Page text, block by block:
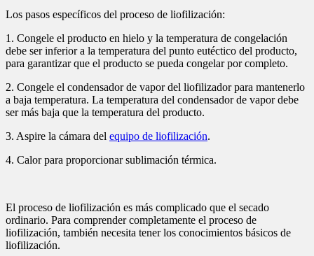
Los pasos específicos del proceso de liofilización:
1. Congele el producto en hielo y la temperatura de congelación
debe ser inferior a la temperatura del punto eutéctico del producto,
para garantizar que el producto se pueda congelar por completo.
2. Congele el condensador de vapor del liofilizador para mantenerlo
a baja temperatura. La temperatura del condensador de vapor debe
ser más baja que la temperatura del producto.
3. Aspire la cámara del equipo de liofilización.
4. Calor para proporcionar sublimación térmica.
El proceso de liofilización es más complicado que el secado
ordinario. Para comprender completamente el proceso de
liofilización, también necesita tener los conocimientos básicos de
liofilización.